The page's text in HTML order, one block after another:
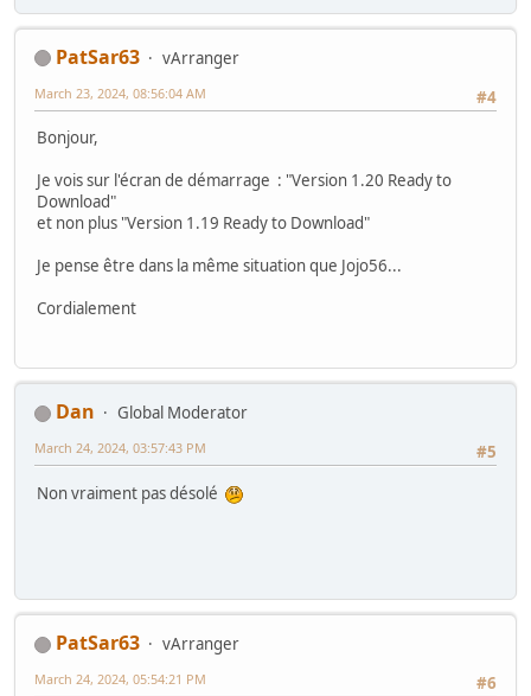
PatSar63
vArranger
#4
March 23, 2024, 08:56:04 AM
Bonjour,
Je vois sur l'écran de démarrage : "Version 1.20 Ready to
Download"
et non plus "Version 1.19 Ready to Download"
Je pense être dans la même situation que Jojo56...
Cordialement
Dan
Global Moderator
#5
March 24, 2024, 03:57:43 PM
Non vraiment pas désolé
PatSar63
vArranger
#6
March 24, 2024, 05:54:21 PM